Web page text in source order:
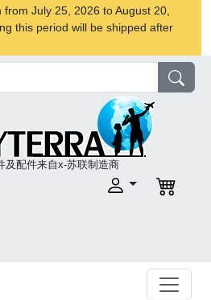
July 25, 2026 to August 20,
this period will be shipped after
及配件来自x-苏联制造商